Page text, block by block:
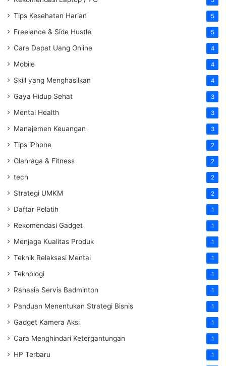
Tips Kesehatan Harian 5
Freelance & Side Hustle 5
Cara Dapat Uang Online 4
Mobile 4
Skill yang Menghasilkan 4
Gaya Hidup Sehat 3
Mental Health 3
Manajemen Keuangan 3
Tips iPhone 2
Olahraga & Fitness 2
tech 2
Strategi UMKM 2
Daftar Pelatih 1
Rekomendasi Gadget 1
Menjaga Kualitas Produk 1
Teknik Relaksasi Mental 1
Teknologi 1
Rahasia Servis Badminton 1
Panduan Menentukan Strategi Bisnis 1
Gadget Kamera Aksi 1
Cara Menghindari Ketergantungan 1
HP Terbaru 1